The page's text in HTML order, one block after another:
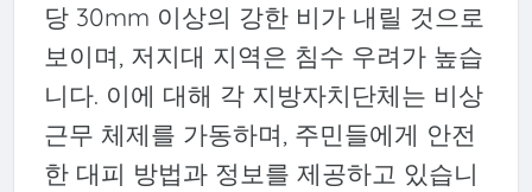
당 30mm 이상의 강한 비가 내릴 것으로
보이며, 저지대 지역은 침수 우려가 높습
니다. 이에 대해 각 지방자치단체는 비상
근무 체제를 가동하며, 주민들에게 안전
한 대피 방법과 정보를 제공하고 있습니